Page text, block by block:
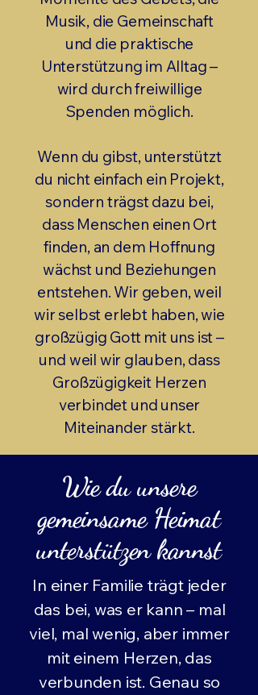
Musik, die Gemeinschaft
und die praktische
Unterstützung im Alltag –
wird durch freiwillige
Spenden möglich.
Wenn du gibst, unterstützt
du nicht einfach ein Projekt,
sondern trägst dazu bei,
dass Menschen einen Ort
finden, an dem Hoffnung
wächst und Beziehungen
entstehen. Wir geben, weil
wir selbst erlebt haben, wie
großzügig Gott mit uns ist –
und weil wir glauben, dass
Großzügigkeit Herzen
verbindet und unser
Miteinander stärkt.
Wie du unsere
gemeinsame Heimat
unterstützen kannst
In einer Familie trägt jeder
das bei, was er kann – mal
viel, mal wenig, aber immer
mit einem Herzen, das
verbunden ist. Genau so